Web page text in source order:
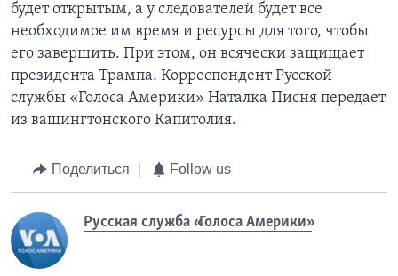
будет открытым, а у следователей будет все
необходимое им время и ресурсы для того, чтобы
его завершить. При этом, он всячески защищает
президента Трампа. Корреспондент Русской
службы «Голоса Америки» Наталка Писня передает
из вашингтонского Капитолия.
Поделиться Follow us
Русская служба «Голоса Америки»